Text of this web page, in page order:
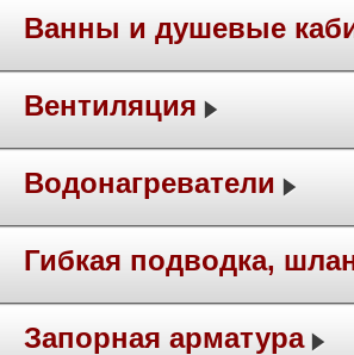
Ванны и душевые
Вентиляция
Водонагреватели
Гибкая подводка,
Запорная арматура